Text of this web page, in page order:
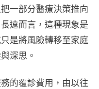
一部分醫療決策推向
遠而言，這種現象是
是將風險轉移至家庭
深思。
的覆診費用，由以往